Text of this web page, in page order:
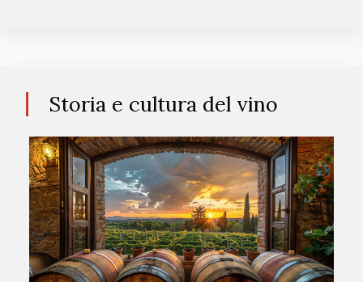
Storia e cultura del vino